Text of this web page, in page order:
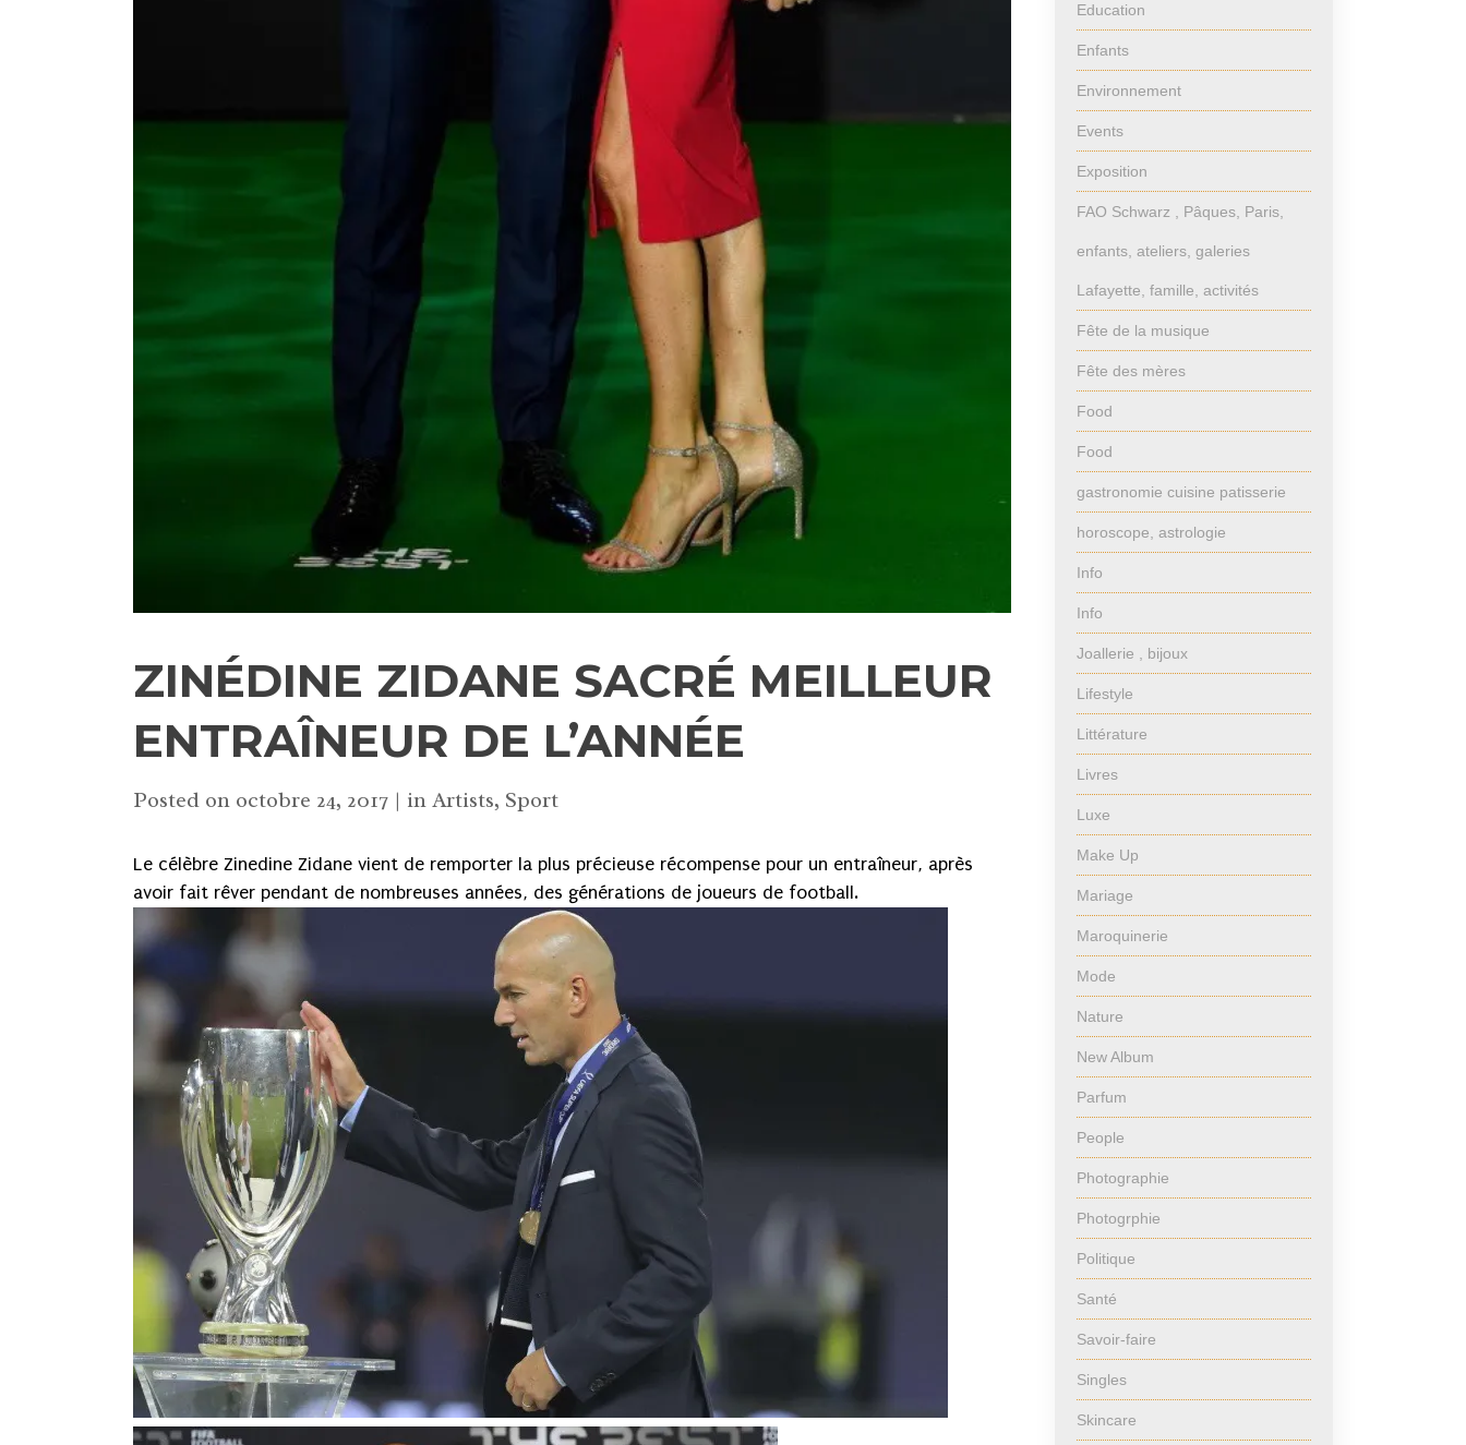
ZINÉDINE ZIDANE SACRÉ MEILLEUR
ENTRAÎNEUR DE L’ANNÉE
Posted on octobre 24, 2017 in Artists, Sport
Le célèbre Zinedine Zidane vient de remporter la plus précieuse récompense pour un entraîneur, après
avoir fait rêver pendant de nombreuses années, des générations de joueurs de football.
Education
Enfants
Environnement
Events
Exposition
FAO Schwarz , Pâques, Paris,
enfants, ateliers, galeries
Lafayette, famille, activités
Fête de la musique
Fête des mères
Food
Food
gastronomie cuisine patisserie
horoscope, astrologie
Info
Info
Joallerie , bijoux
Lifestyle
Littérature
Livres
Luxe
Make Up
Mariage
Maroquinerie
Mode
Nature
New Album
Parfum
People
Photographie
Photogrphie
Politique
Santé
Savoir-faire
Singles
Skincare